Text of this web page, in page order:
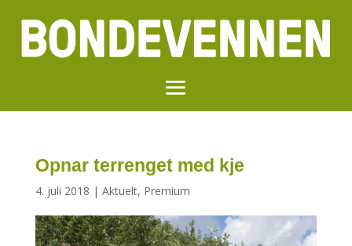
Opnar terrenget med kje
4. juli 2018 | Aktuelt, Premium